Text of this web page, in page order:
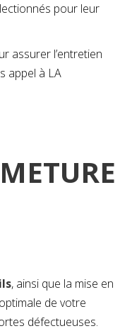
pour leur
assurer l’entretien
appel à LA
, ainsi que la mise en
de votre
défectueuses.